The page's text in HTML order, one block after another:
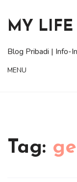
content
MY
Blog Pribadi | Info-
MENU
Tag: